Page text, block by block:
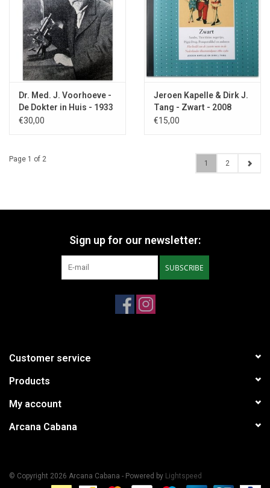
Dr. Med. J. Voorhoeve -
De Dokter in Huis - 1933
€30,00
Jeroen Kapelle & Dirk J.
Tang - Zwart - 2008
€15,00
Page 1 of 2 1 2
Sign up for our newsletter:
SUBSCRIBE
Customer service
Products
My account
Arcana Cabana
© Copyright 2026 Arcana Cabana - Powered by Lightspeed